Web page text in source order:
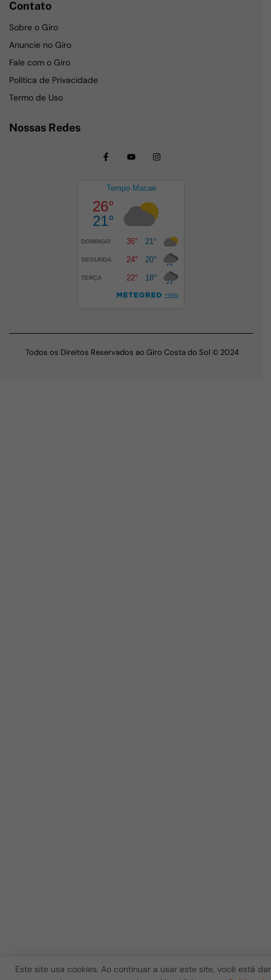
Contato
Sobre o Giro
Anuncie no Giro
Fale com o Giro
Política de Privacidade
Termo de Uso
Nossas Redes
Todos os Direitos Reservados ao Giro Costa do Sol © 2024
Este site usa cookies. Ao continuar a usar este site, você está